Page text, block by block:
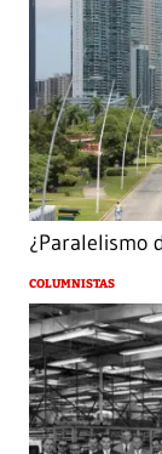
¿Paralelismo
COLUMNISTAS